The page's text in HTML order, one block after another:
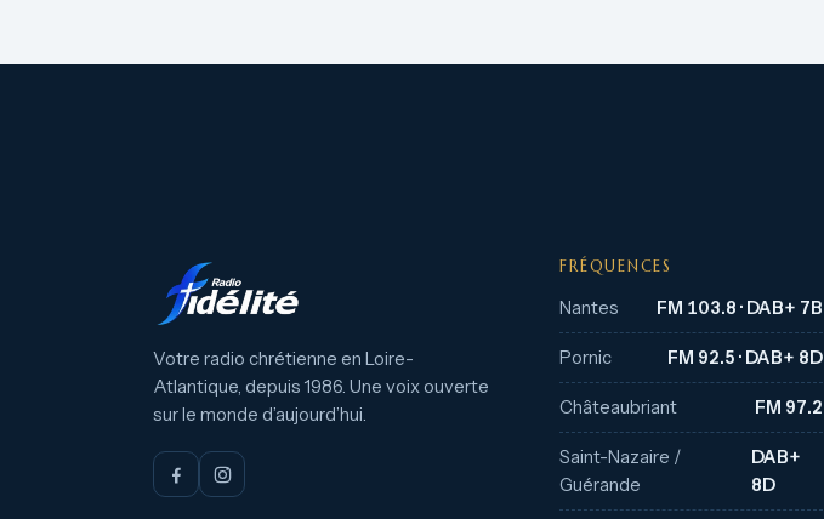
Votre radio chrétienne en Loire-
Atlantique, depuis 1986. Une voix ouverte
sur le monde d’aujourd’hui.
FRÉQUENCES
Nantes FM 103.8 · DAB+ 7B
Pornic FM 92.5 · DAB+ 8D
Châteaubriant FM 97.2
Saint-Nazaire /
Guérande
DAB+
8D